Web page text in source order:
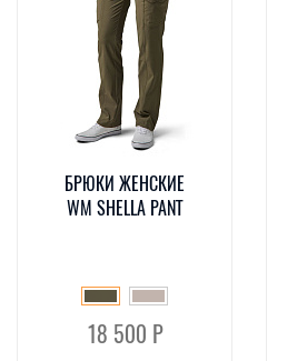
БРЮКИ ЖЕНСКИЕ
WM SHELLA PANT
18 500 Р